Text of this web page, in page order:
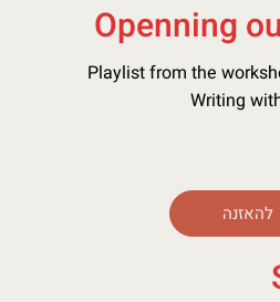
Openning
Playlist from the
Writing
להאזנה